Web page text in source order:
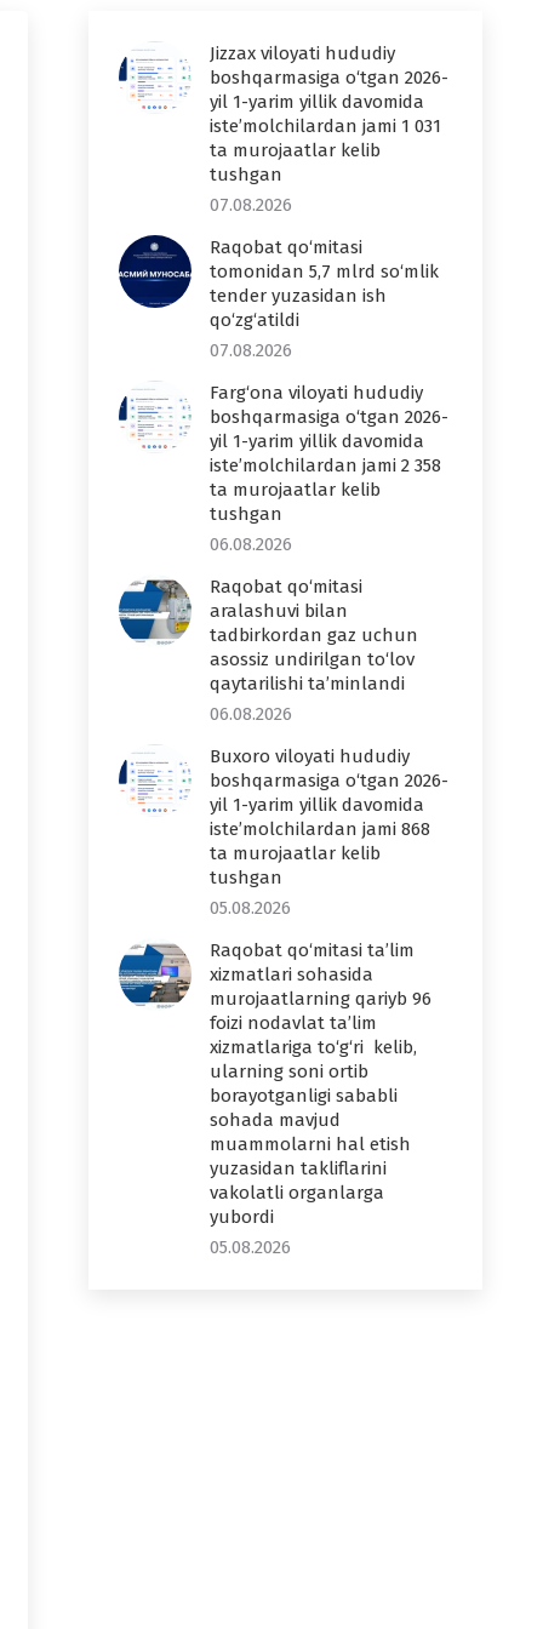
Jizzax viloyati hududiy
boshqarmasiga o‘tgan 2026-
yil 1-yarim yillik davomida
iste’molchilardan jami 1 031
ta murojaatlar kelib
tushgan
07.08.2026
Raqobat qo‘mitasi
tomonidan 5,7 mlrd so‘mlik
tender yuzasidan ish
qo‘zg‘atildi
07.08.2026
Farg‘ona viloyati hududiy
boshqarmasiga o‘tgan 2026-
yil 1-yarim yillik davomida
iste’molchilardan jami 2 358
ta murojaatlar kelib
tushgan
06.08.2026
Raqobat qo‘mitasi
aralashuvi bilan
tadbirkordan gaz uchun
asossiz undirilgan to‘lov
qaytarilishi ta’minlandi
06.08.2026
Buxoro viloyati hududiy
boshqarmasiga o‘tgan 2026-
yil 1-yarim yillik davomida
iste’molchilardan jami 868
ta murojaatlar kelib
tushgan
05.08.2026
Raqobat qo‘mitasi ta’lim
xizmatlari sohasida
murojaatlarning qariyb 96
foizi nodavlat ta’lim
xizmatlariga to‘g‘ri kelib,
ularning soni ortib
borayotganligi sababli
sohada mavjud
muammolarni hal etish
yuzasidan takliflarini
vakolatli organlarga
yubordi
05.08.2026